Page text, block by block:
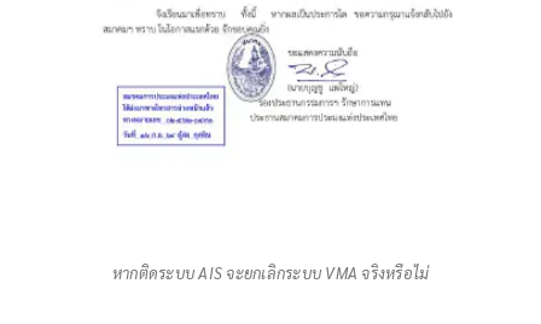
หากติดระบบ AIS จะยกเลิกระบบ VMA จริงหรือไม่